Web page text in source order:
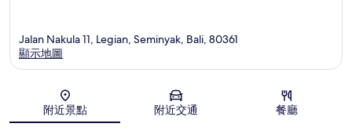
地圖
Jalan Nakula 11, Legian, Seminyak, Bali, 80361
顯示地圖
附近景點 附近交通 餐廳